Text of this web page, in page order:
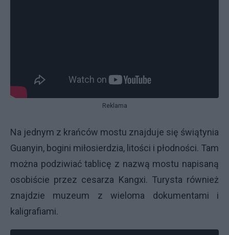
Reklama
Na jednym z krańców mostu znajduje się świątynia
Guanyin, bogini miłosierdzia, litości i płodności. Tam
można podziwiać tablicę z nazwą mostu napisaną
osobiście przez cesarza Kangxi. Turysta również
znajdzie muzeum z wieloma dokumentami i
kaligrafiami.